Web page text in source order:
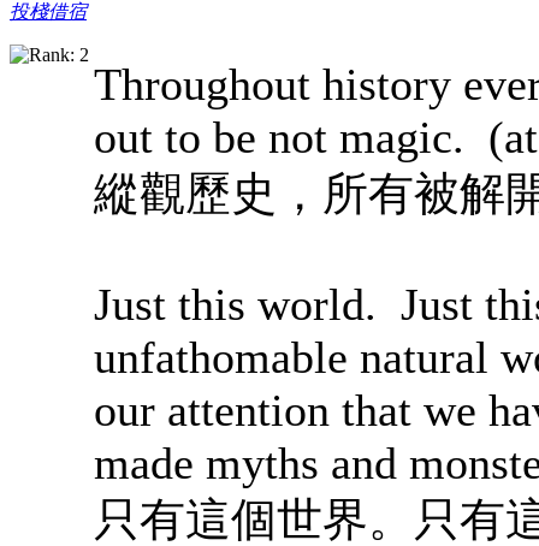
投棧借宿
Throughout history
out to be not magic.
縱觀歷史，所有被解
Just this world. Just
unfathomable natural
our attention that we
made myths and
只有這個世界。只有